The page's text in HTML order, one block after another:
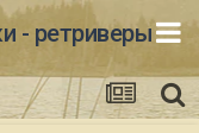
- ретриверы